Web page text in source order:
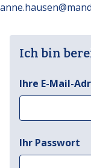
Ich bin
Ihre E-Mail-
Ihr Passwort